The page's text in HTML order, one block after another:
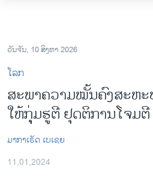
ເຂົ້າ
ຫາ
ຂ້າມ
ຂ້າມ
ຫາ
ຊອກ
ຄົ້ນ
ລາວ
ອາເມຣິກາ
ການເລືອກຕັ້ງ ປະທານາທີບໍດີ ສະຫະລັ
ຂ່າວ​ຈີນ
ໂລກ
ເອເຊຍ
ວັນຈັນ, 10 ສິງຫາ 2026
ໂລກ
ສະພາຄວາມໝັ້ນຄົງສະຫະ
ໃຫ້ກຸຸ່ມຮູຕີ ຢຸດຕິການໂຈມຕີ
​ມາ​ກາ​ເຣັດ ເບ​ເຊຍ
11,01,2024